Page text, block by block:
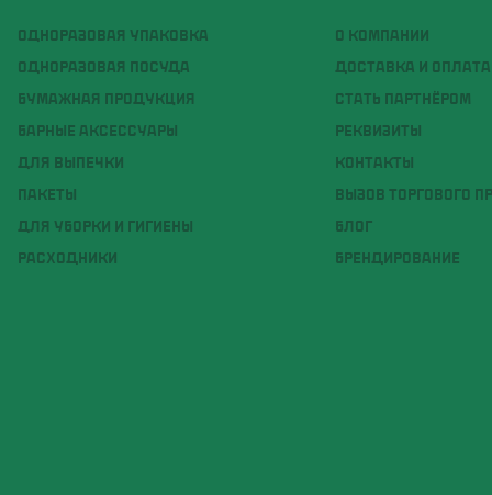
ОДНОРАЗОВАЯ УПАКОВКА
ОДНОРАЗОВАЯ ПОСУДА
БУМАЖНАЯ ПРОДУКЦИЯ
БАРНЫЕ АКСЕССУАРЫ
ДЛЯ ВЫПЕЧКИ
ПАКЕТЫ
ДЛЯ УБОРКИ И ГИГИЕНЫ
РАСХОДНИКИ
О КОМПАНИИ
ДОСТАВКА И ОПЛАТА
СТАТЬ ПАРТНЁРОМ
РЕКВИЗИТЫ
КОНТАКТЫ
ВЫЗОВ ТОРГОВОГО
БЛОГ
БРЕНДИРОВАНИЕ